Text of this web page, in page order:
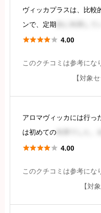
ヴィッカプラスは、比較
ンで、定期 的に利用して
ため、人気セラピストの
が魅力的だった石川さん
続きを見
 4.00
このクチコミは参考にな
【対象
アロマヴィッカには行っ
は初めての
受けに伺いました。
施術者は写真では清楚で
は少しヤンキー風でし
影響したかもしれま
 4.00
このクチコミは参考にな
【対